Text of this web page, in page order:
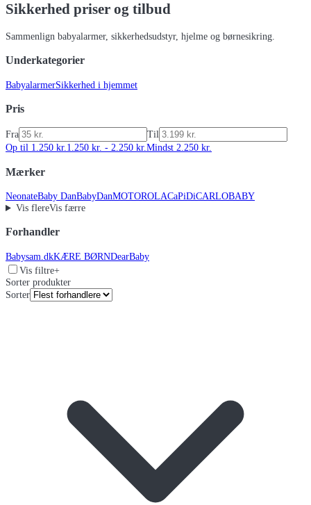
Sikkerhed priser og tilbud
Sammenlign babyalarmer, sikkerhedsudstyr, hjelme og børnesikring.
Underkategorier
BabyalarmerSikkerhed i hjemmet
Pris
Fra
Til
Op til 1.250 kr.1.250 kr. - 2.250 kr.Mindst 2.250 kr.
Mærker
NeonateBaby DanBabyDanMOTOROLACaPiDiCARLOBABY
Vis flereVis færre
Forhandler
Babysam.dkKÆRE BØRNDearBaby
Vis filtre+
Sorter produkter
Sorter